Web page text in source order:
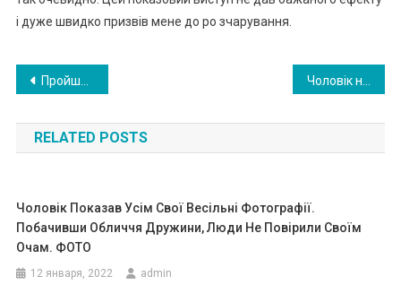
і дуже швидко призвів мене до ро зчарування.
Навигация
по
записям
Пройшов рік після розлучення. Я зустрів колишню дружину, точніше, те, що від неї залишилося
RELATED POSTS
Чоловік Показав Усім Свої Весільні Фотографії.
Побачивши Обличчя Дружини, Люди Не Повірили Своїм
Очам. ФОТО
12 января, 2022 admin